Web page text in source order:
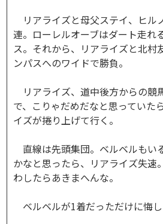
リアライズと母父ステイ、ヒル
連。ローレルオーブはダート走れ
ス。それから、リアライズと北村
ンパスへのワイドで勝負。
リアライズ、道中後方からの競
で、こりゃだめだなと思っていた
イズが捲り上げて行く。
直線は先頭集団。ベルベルもい
かなと思ったら、リアライズ失速
わしたらあきまへんな。
ベルベルが1着だっただけに悔し